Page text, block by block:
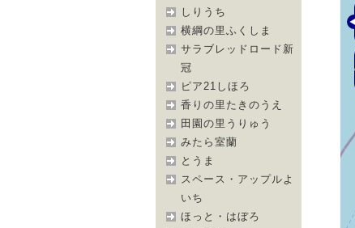
しりうち
横綱の里ふくしま
サラブレッドロード新
冠
ピア21しほろ
香りの里たきのうえ
田園の里うりゅう
みたら室蘭
とうま
スペース・アップルよ
いち
ほっと・はぼろ